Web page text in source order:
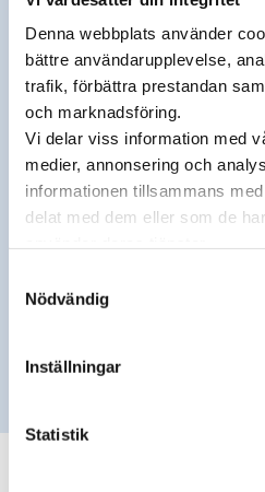
Denna webbplats använder
bättre användarupplevelse,
trafik, förbättra prestandan
och marknadsföring.
Vi delar viss information med
medier, annonsering och
informationen tillsammans
delat med dem eller som de
Nödvändig
Inställningar
Statistik
Shopping i Kristianstad,
Grand Samarkand i
Växjö, Hallarna i
Halmstad, Ingelsta
Shopping i Norrköping,
Elins Esplanad i Skövde
och Bergvik i Karlstad –
alla belägna i
goda förutsättningar